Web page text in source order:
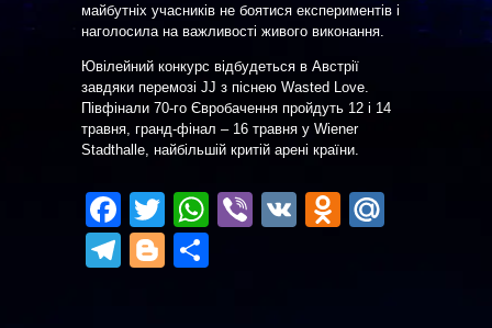
майбутніх учасників не боятися експериментів і
наголосила на важливості живого виконання.
Ювілейний конкурс відбудеться в Австрії
завдяки перемозі JJ з піснею Wasted Love.
Півфінали 70-го Євробачення пройдуть 12 і 14
травня, гранд-фінал – 16 травня у Wiener
Stadthalle, найбільшій критій арені країни.
Facebook
TwitterWhatsApp
Viber
VK
Telegram
Blogger